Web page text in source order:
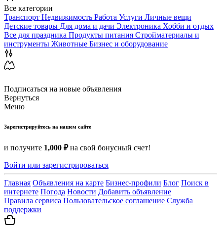
Все категории
Транспорт Недвижимость Работа Услуги Личные вещи
Детские товары Для дома и дачи Электроника Хобби и отдых
Все для праздника Продукты питания Стройматериалы и
инструменты Животные Бизнес и оборудование
Подписаться на новые объявления
Вернуться
Меню
Зарегистрируйтесь на нашем сайте
и получите 1,000 ₽на свой бонусный счет!
Войти или зарегистрироваться
Главная Объявления на карте Бизнес-профили Блог Поиск в
интернете Погода Новости Добавить объявление
Правила сервиса Пользовательское соглашение Служба
поддержки